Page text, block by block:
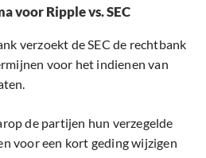
voor Ripple vs. SEC
verzoekt de SEC de rechtbank
voor het indienen van
de partijen hun verzegelde
voor een kort geding wijzigen